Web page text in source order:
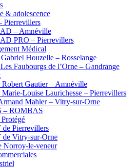
& adolescence
Pierrevillers
– Amnéville
PRO – Pierrevillers
Médical
Houzelle – Rosselange
Faubourgs de l’Orne – Gandrange
Robert Gautier – Amnéville
Marie-Louise Laurichesse – Pierrevillers
Mahler – Vitry-sur-Orne
– ROMBAS
de Pierrevillers
de Vitry-sur-Orne
Norroy-le-veneur